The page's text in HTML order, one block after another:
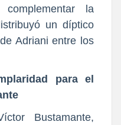
la
un díptico
Adriani entre los
para el
Bustamante,